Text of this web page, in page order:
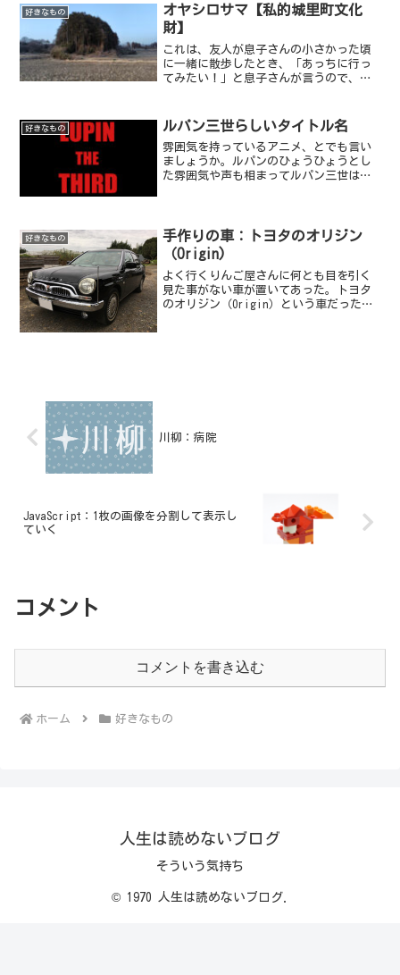
好きなもの
オヤシロサマ【私的城里町文化
財】
これは、友人が息子さんの小さかった頃
に一緒に散歩したとき、「あっちに行っ
てみたい！」と息子さんが言うので、歩
好きなもの ルパン三世らしいタイトル名
雰囲気を持っているアニメ、とでも言い
ましょうか。ルパンのひょうひょうとし
た雰囲気や声も相まってルパン三世はか
好きなもの
手作りの車：トヨタのオリジン
（Origin)
よく行くりんご屋さんに何とも目を引く
見た事がない車が置いてあった。トヨタ
のオリジン（Origin）という車だった。
川柳：病院
JavaScript：1枚の画像を分割して表示し
ていく
コメント
コメントを書き込む
ホーム 好きなもの
人生は読めないブログ
そういう気持ち
© 1970 人生は読めないブログ.